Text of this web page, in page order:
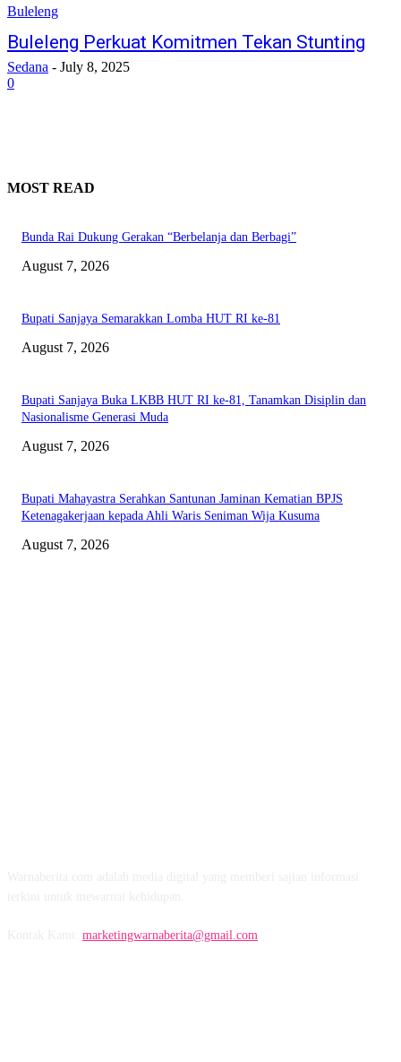
Buleleng
Buleleng Perkuat Komitmen Tekan Stunting
Sedana - July 8, 2025
0
MOST READ
Bunda Rai Dukung Gerakan “Berbelanja dan Berbagi”
August 7, 2026
Bupati Sanjaya Semarakkan Lomba HUT RI ke-81
August 7, 2026
Bupati Sanjaya Buka LKBB HUT RI ke-81, Tanamkan Disiplin dan
Nasionalisme Generasi Muda
August 7, 2026
Bupati Mahayastra Serahkan Santunan Jaminan Kematian BPJS
Ketenagakerjaan kepada Ahli Waris Seniman Wija Kusuma
August 7, 2026
marketingwarnaberita@gmail.com